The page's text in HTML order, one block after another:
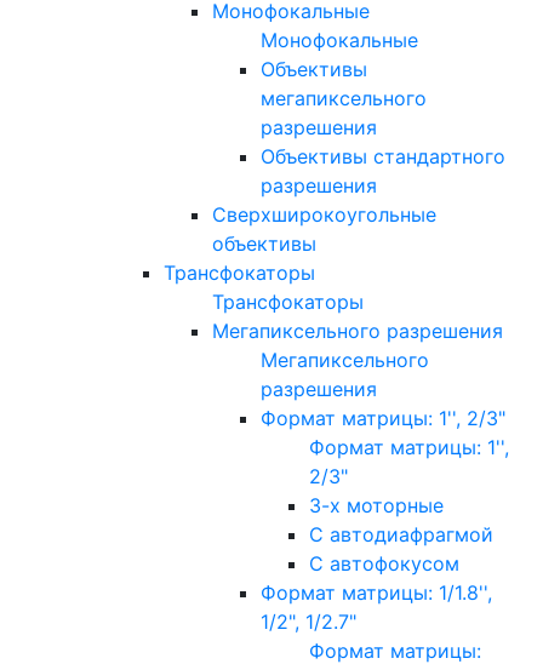
Монофокальные
Монофокальные
Объективы
мегапиксельного
разрешения
Объективы стандартного
разрешения
Сверхширокоугольные
объективы
Трансфокаторы
Трансфокаторы
Мегапиксельного разрешения
Мегапиксельного
разрешения
Формат матрицы: 1'', 2/3"
Формат матрицы: 1'',
2/3"
3-х моторные
С автодиафрагмой
С автофокусом
Формат матрицы: 1/1.8'',
1/2", 1/2.7"
Формат матрицы: